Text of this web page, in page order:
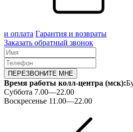
и оплата Гарантия и возвраты
Заказать обратный звонок
ПЕРЕЗВОНИТЕ МНЕ
Время работы колл-центра (мск):
Суббота 7.00—22.00
Воскресенье 11.00—22.00